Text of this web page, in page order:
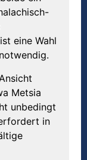
eine Wahl
Metsia
unbedingt
in